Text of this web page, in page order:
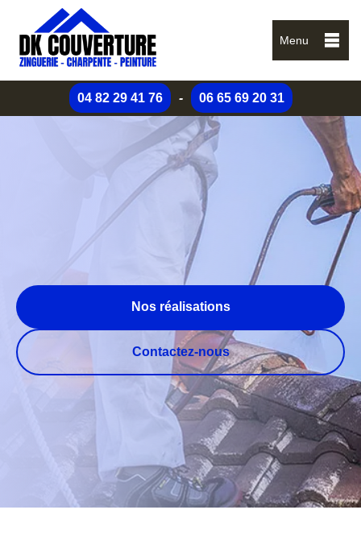
Menu
04 82 29 41 76 - 06 65 69 20 31
Nos réalisations
Contactez-nous